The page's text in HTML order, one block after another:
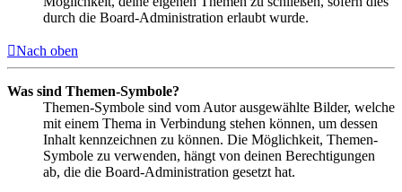
durch die Board-Administration erlaubt wurde.
Nach oben
Was sind Themen-Symbole?
Themen-Symbole sind vom Autor ausgewählte Bilder, welche
mit einem Thema in Verbindung stehen können, um dessen
Inhalt kennzeichnen zu können. Die Möglichkeit, Themen-
Symbole zu verwenden, hängt von deinen Berechtigungen
ab, die die Board-Administration gesetzt hat.